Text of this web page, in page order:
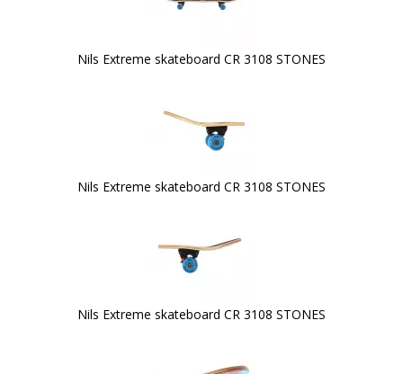
Nils Extreme skateboard CR 3108 STONES
Nils Extreme skateboard CR 3108 STONES
Nils Extreme skateboard CR 3108 STONES